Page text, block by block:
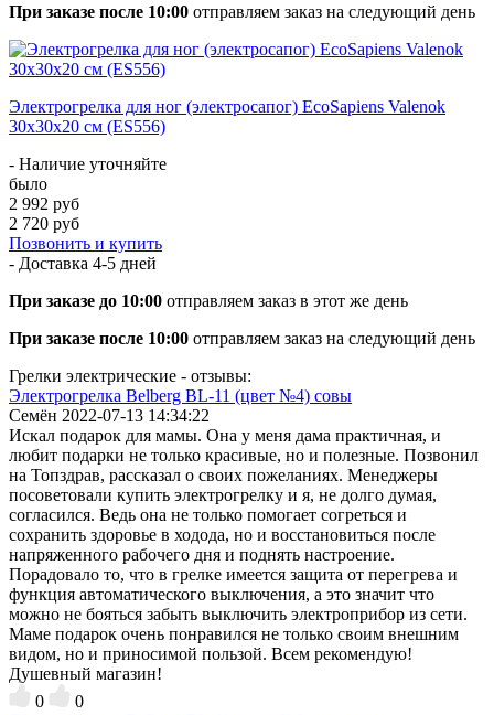
При заказе после 10:00 отправляем заказ на следующий день
Электрогрелка для ног (электросапог) EcoSapiens Valenok
30х30х20 см (ES556)
- Наличие уточняйте
было
2 992 руб
2 720 руб
Позвонить и купить
- Доставка 4-5 дней
При заказе до 10:00 отправляем заказ в этот же день
При заказе после 10:00 отправляем заказ на следующий день
Грелки электрические - отзывы:
Электрогрелка Belberg BL-11 (цвет №4) совы
Семён 2022-07-13 14:34:22
Искал подарок для мамы. Она у меня дама практичная, и
любит подарки не только красивые, но и полезные. Позвонил
на Топздрав, рассказал о своих пожеланиях. Менеджеры
посоветовали купить электрогрелку и я, не долго думая,
согласился. Ведь она не только помогает согреться и
сохранить здоровье в ходода, но и восстановиться после
напряженного рабочего дня и поднять настроение.
Порадовало то, что в грелке имеется защита от перегрева и
функция автоматического выключения, а это значит что
можно не бояться забыть выключить электроприбор из сети.
Маме подарок очень понравился не только своим внешним
видом, но и приносимой пользой. Всем рекомендую!
Душевный магазин!
0
0